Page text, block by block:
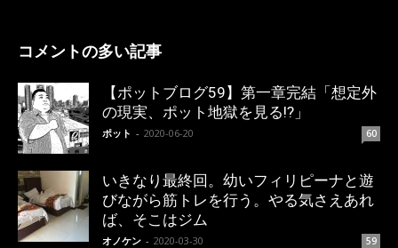
コメントの多い記事
【ポットブログ59】第一章完結「想定外
の現実、ポット地獄を見る!?」
ポット - 2020-06-20 60
いきなり最終回。幼いフィリピーナと遊
びながら筋トレを行う。やる気さえあれ
ば、そこはジム
オノケン - 2020-03-30 59